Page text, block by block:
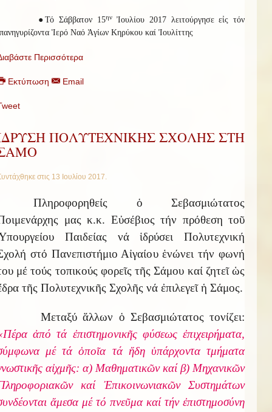
●Τό Σάββατον 15ηνἸουλίου 2017 λειτούργησε εἰς τόν
Ἱερό Ναό Ἁγίων Κηρύκου καί Ἰουλίττης
Περισσότερα
Εκτύπωση Email
ΠΟΛΥΤΕΧΝΙΚΗΣ ΣΧΟΛΗΣ ΣΤΗ
στις 13 Ιουλίου 2017.
Πληροφορηθείς ὁ Σεβασμιώτατος
μας κ.κ. Εὐσέβιος τήν πρόθεση τοῦ
Παιδείας νά ἱδρύσει Πολυτεχνική
στό Πανεπιστήμιο Αἰγαίου ἑνώνει τήν φωνή
μέ τούς τοπικούς φορεῖς τῆς Σάμου καί ζητεῖ ὡς
τῆς Πολυτεχνικῆς Σχολῆς νά ἐπιλεγεῖ ἡ Σάμος.
Μεταξύ ἅλλων ὁ Σεβασμιώτατος τονίζει:
ἀπό τά ἐπιστημονικῆς φύσεως ἐπιχειρήματα,
μέ τά ὁποῖα τά ἤδη ὑπάρχοντα τμήματα
αἰχμῆς: α) Μαθηματικῶν καί β) Μηχανικῶν
καί Ἐπικοινωνιακῶν Συστημάτων
ἄμεσα μέ τό πνεῦμα καί τήν ἐπιστημοσύνη